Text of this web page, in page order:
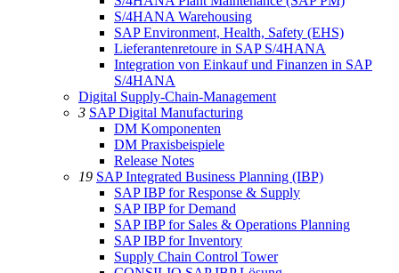
S/4HANA Warehousing
SAP Environment, Health, Safety (EHS)
Lieferantenretoure in SAP S/4HANA
Integration von Einkauf und Finanzen in SAP
S/4HANA
Digital Supply-Chain-Management
3 SAP Digital Manufacturing
DM Komponenten
DM Praxisbeispiele
Release Notes
19 SAP Integrated Business Planning (IBP)
SAP IBP for Response & Supply
SAP IBP for Demand
SAP IBP for Sales & Operations Planning
SAP IBP for Inventory
Supply Chain Control Tower